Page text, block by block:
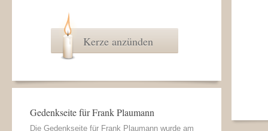
Kerze anzünden
Gedenkseite für Frank Plaumann
Die Gedenkseite für Frank Plaumann wurde am